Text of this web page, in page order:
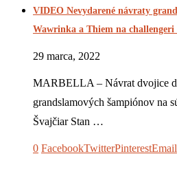
VIDEO Nevydarené návraty
Wawrinka a Thiem na
29 marca, 2022
MARBELLA – Návrat dvojice
grandslamových šampiónov na
Švajčiar Stan …
0 FacebookTwitterPinterestEmail